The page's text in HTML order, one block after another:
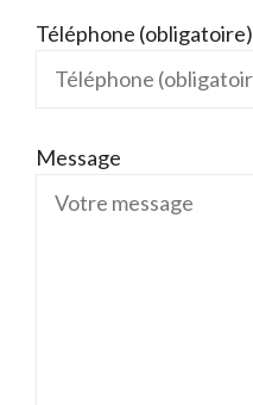
Téléphone (obligatoire)
Message